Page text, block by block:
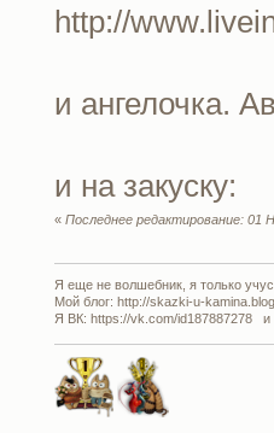
http://
и ангелочка.
и на закуску:
«Последнее редактирование: 01
Я еще не волшебник, я только
Мой блог: http://skazki-u-
Я ВК: https://vk.com/id187887278 и